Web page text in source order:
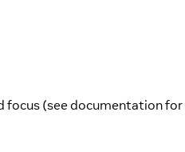
focus (see documentation